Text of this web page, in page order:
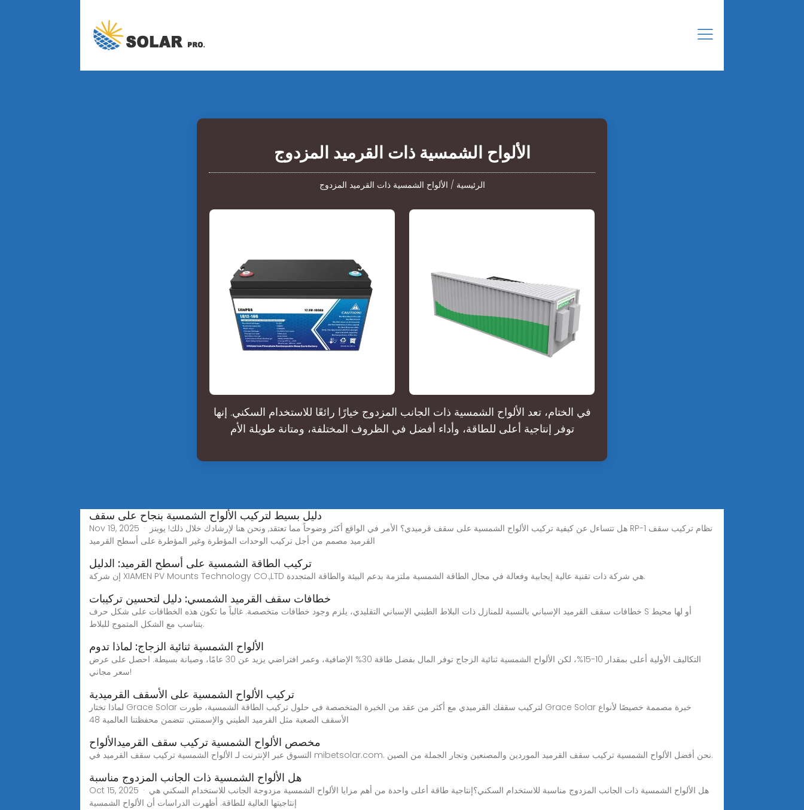
الألواح الشمسية ذات القرميد المزدوج
الرئيسية / الألواح الشمسية ذات القرميد المزدوج
في الختام، تعد الألواح الشمسية ذات الجانب المزدوج خيارًا رائعًا للاستخدام السكني. إنها
توفر إنتاجية أعلى للطاقة، وأداء أفضل في الظروف المختلفة، ومتانة طويلة الأم
دليل بسيط لتركيب الألواح الشمسية بنجاح على سقف
Nov 19, 2025 · هل تتساءل عن كيفية تركيب الألواح الشمسية على سقف قرميدي؟ الأمر في الواقع أكثر وضوحاً مما تعتقد, ونحن هنا لإرشادك خلال ذلك! يوينز RP-1 نظام تركيب سقف
القرميد مصمم من أجل تركيب الوحدات المؤطرة وغير المؤطرة على أسطح القرميد
تركيب الطاقة الشمسية على أسطح القرميد: الدليل
إن شركة XIAMEN PV Mounts Technology CO.,LTD هي شركة ذات تقنية عالية إيجابية وفعالة في مجال الطاقة الشمسية ملتزمة بدعم البيئة والطاقة المتجددة.
خطافات سقف القرميد الشمسي: دليل لتحسين تركيبات
خطافات سقف القرميد الإسباني بالنسبة للمنازل ذات البلاط الطيني الإسباني التقليدي، يلزم وجود خطافات متخصصة. غالباً ما تكون هذه الخطافات على شكل حرف S أو لها محيط
يتناسب مع الشكل المتموج للبلاط.
الألواح الشمسية ثنائية الزجاج: لماذا تدوم
التكاليف الأولية أعلى بمقدار 10-15%، لكن الألواح الشمسية ثنائية الزجاج توفر المال بفضل طاقة 30% الإضافية، وعمر افتراضي يزيد عن 30 عامًا، وصيانة بسيطة. احصل على عرض
سعر مجاني!
تركيب الألواح الشمسية على الأسقف القرميدية
لماذا تختار Grace Solar لتركيب سقفك القرميدي مع أكثر من عقد من الخبرة المتخصصة في حلول تركيب الطاقة الشمسية، طورت Grace Solar خبرة مصممة خصيصًا لأنواع
الأسقف الصعبة مثل القرميد الطيني والإسمنتي. تتضمن محفظتنا العالمية 48
مخصص الألواح الشمسية تركيب سقف القرميدالألواح
التسوق عبر الإنترنت لـ الألواح الشمسية تركيب سقف القرميد في mibetsolar.com. نحن أفضل الألواح الشمسية تركيب سقف القرميد الموردين والمصنعين وتجار الجملة من الصين.
هل الألواح الشمسية ذات الجانب المزدوج مناسبة
Oct 15, 2025 · هل الألواح الشمسية ذات الجانب المزدوج مناسبة للاستخدام السكني؟إنتاجية طاقة أعلى واحدة من أهم مزايا الألواح الشمسية مزدوجة الجانب للاستخدام السكني هي
إنتاجيتها العالية للطاقة. أظهرت الدراسات أن الألواح الشمسية